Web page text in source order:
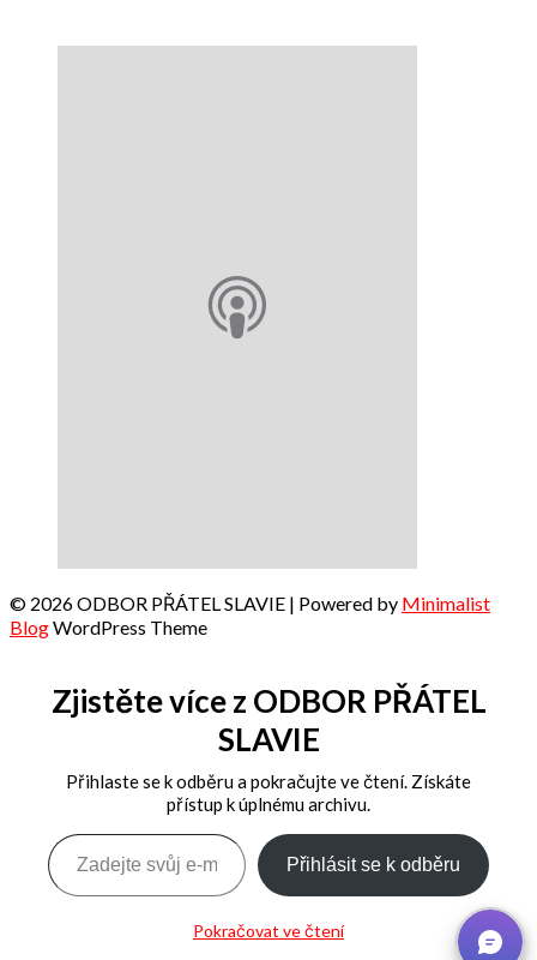
© 2026 ODBOR PŘÁTEL SLAVIE | Powered by Minimalist
BlogWordPress Theme
Zjistěte více z ODBOR PŘÁTEL
SLAVIE
Přihlaste se k odběru a pokračujte ve čtení. Získáte
přístup k úplnému archivu.
Zadejte svůj e-mail…
Přihlásit se k odběru
Pokračovat ve čtení